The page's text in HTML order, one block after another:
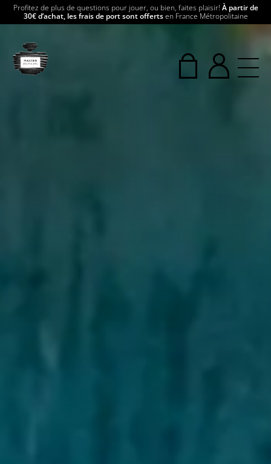
Profitez de plus de questions pour jouer, ou bien, faites plaisir! À partir de
30€ d’achat, les frais de port sont offertsen France Métropolitaine